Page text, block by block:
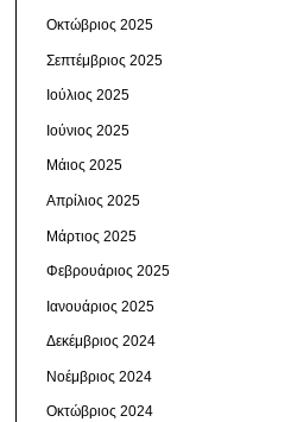
Οκτώβριος 2025
Σεπτέμβριος 2025
Ιούλιος 2025
Ιούνιος 2025
Μάιος 2025
Απρίλιος 2025
Μάρτιος 2025
Φεβρουάριος 2025
Ιανουάριος 2025
Δεκέμβριος 2024
Νοέμβριος 2024
Οκτώβριος 2024